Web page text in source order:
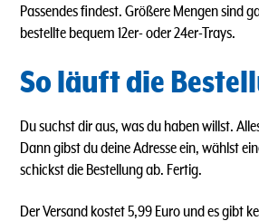
Passendes findest. Größere Mengen sind
bestellte bequem 12er- oder 24er-Trays.
So läuft die
Du suchst dir aus, was du haben willst.
Dann gibst du deine Adresse ein, wählst
schickst die Bestellung ab. Fertig.
Der Versand kostet 5,99 Euro und es gibt